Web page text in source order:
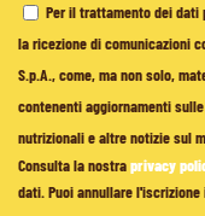
Per il trattamento dei dati
la ricezione di comunicazioni
S.p.A., come, ma non solo,
contenenti aggiornamenti
nutrizionali e altre notizie sul
Consulta la nostraprivacy
dati. Puoi annullare